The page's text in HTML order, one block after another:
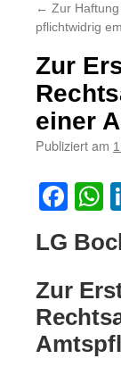
springen
← Zur
pflichtwidrig
Zur
einer
Publiziert am
LG
Zur